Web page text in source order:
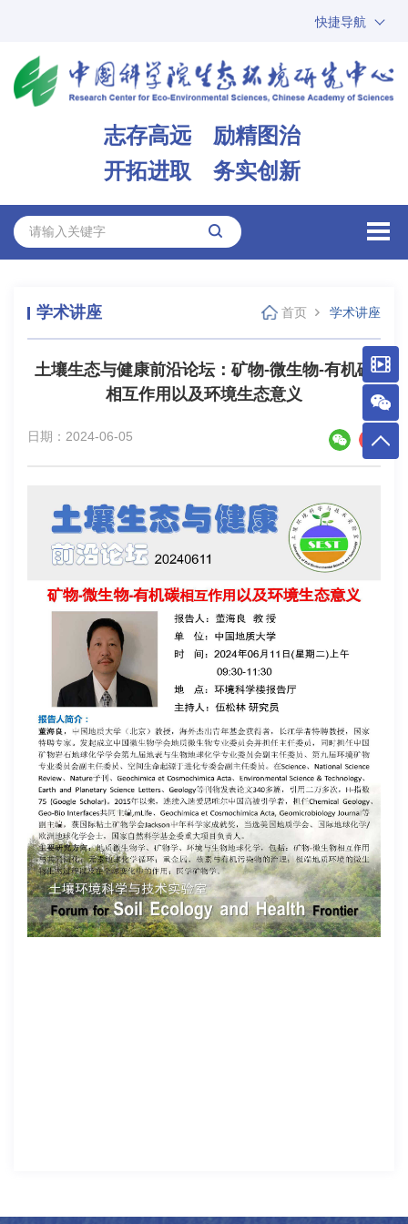
快捷导航
ARP
邮箱
志存高远 励精图治
开拓进取 务实创新
学术讲座 首页 学术讲座
土壤生态与健康前沿论坛：矿物-微生物-有机碳
相互作用以及环境生态意义
日期：2024-06-05